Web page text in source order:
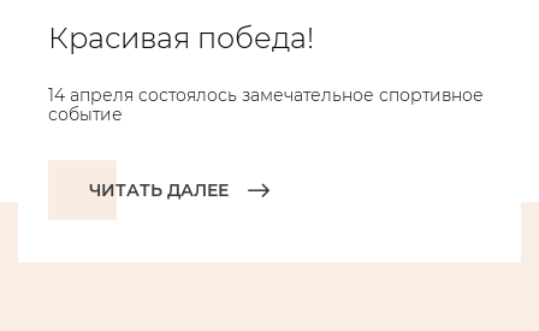
Красивая победа!
14 апреля состоялось замечательное спортивное
событие
ЧИТАТЬ ДАЛЕЕ